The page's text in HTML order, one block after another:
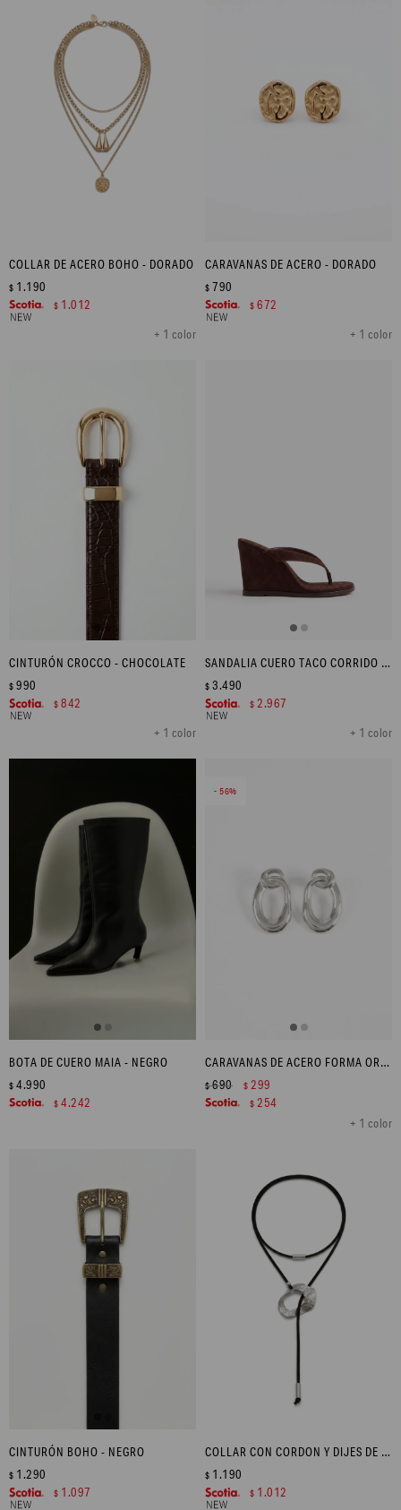
COLLAR DE ACERO BOHO - DORADO
+ 1 color
$ 1.190
$ 1.012
CARAVANAS DE ACERO - DORADO
+ 1 color
$ 790
$ 672
CINTURÓN CROCCO - CHOCOLATE
+ 1 color
$ 990
$ 842
SANDALIA CUERO TACO CORRIDO - CHOCOLATE
+ 1 color
$ 3.490
$ 2.967
BOTA DE CUERO MAIA - NEGRO
$ 4.990
$ 4.242
56
CARAVANAS DE ACERO FORMA ORGÁNICA - PLATEADO
+ 1 color
$690 $ 299
$ 254
CINTURÓN BOHO - NEGRO
$ 1.290
$ 1.097
COLLAR CON CORDON Y DIJES DE ACERO - PLATEADO
$ 1.190
$ 1.012